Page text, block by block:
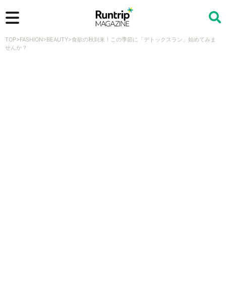
検索
TOP>FASHION>BEAUTY>食欲の秋到来！この季節に「デトックスラン」始めてみま
せんか？